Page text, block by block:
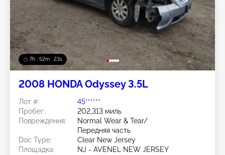
7h : 52m : 20s
2008 HONDA Odyssey 3.5L
Лот #:
45******
Пробег:
202,313 миль
Повреждения:
Normal Wear & Tear/
Передняя часть
Doc Type:
Clear New Jersey
Площадка:
NJ - AVENEL NEW JERSEY